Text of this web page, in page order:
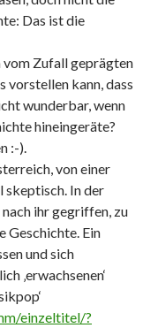
Das ist die
vom Zufall geprägten
vorstellen kann, dass
wunderbar, wenn
hineingeräte?
:-).
von einer
skeptisch. In der
ihr gegriffen, zu
Geschichte. Ein
und sich
‚erwachsenen‘
einzeltitel/?